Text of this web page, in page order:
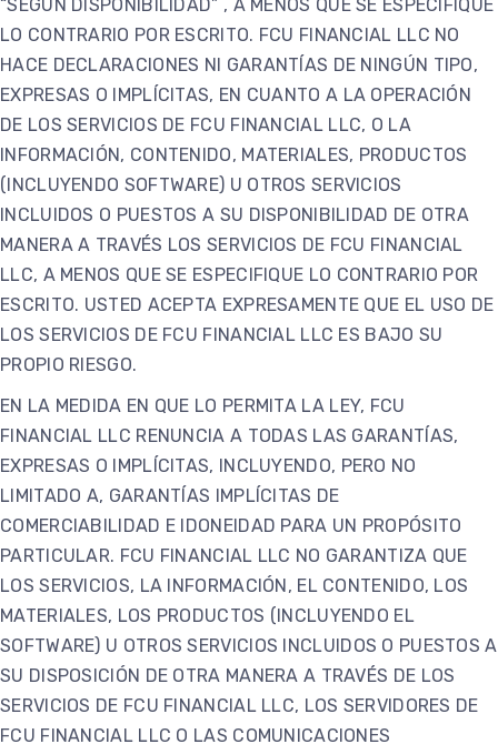
“SEGÚN DISPONIBILIDAD” , A MENOS QUE SE ESPECIFIQUE
LO CONTRARIO POR ESCRITO. FCU FINANCIAL LLC NO
HACE DECLARACIONES NI GARANTÍAS DE NINGÚN TIPO,
EXPRESAS O IMPLÍCITAS, EN CUANTO A LA OPERACIÓN
DE LOS SERVICIOS DE FCU FINANCIAL LLC, O LA
INFORMACIÓN, CONTENIDO, MATERIALES, PRODUCTOS
(INCLUYENDO SOFTWARE) U OTROS SERVICIOS
INCLUIDOS O PUESTOS A SU DISPONIBILIDAD DE OTRA
MANERA A TRAVÉS LOS SERVICIOS DE FCU FINANCIAL
LLC, A MENOS QUE SE ESPECIFIQUE LO CONTRARIO POR
ESCRITO. USTED ACEPTA EXPRESAMENTE QUE EL USO DE
LOS SERVICIOS DE FCU FINANCIAL LLC ES BAJO SU
PROPIO RIESGO.
EN LA MEDIDA EN QUE LO PERMITA LA LEY, FCU
FINANCIAL LLC RENUNCIA A TODAS LAS GARANTÍAS,
EXPRESAS O IMPLÍCITAS, INCLUYENDO, PERO NO
LIMITADO A, GARANTÍAS IMPLÍCITAS DE
COMERCIABILIDAD E IDONEIDAD PARA UN PROPÓSITO
PARTICULAR. FCU FINANCIAL LLC NO GARANTIZA QUE
LOS SERVICIOS, LA INFORMACIÓN, EL CONTENIDO, LOS
MATERIALES, LOS PRODUCTOS (INCLUYENDO EL
SOFTWARE) U OTROS SERVICIOS INCLUIDOS O PUESTOS A
SU DISPOSICIÓN DE OTRA MANERA A TRAVÉS DE LOS
SERVICIOS DE FCU FINANCIAL LLC, LOS SERVIDORES DE
FCU FINANCIAL LLC O LAS COMUNICACIONES